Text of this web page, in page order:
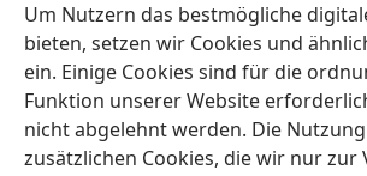
Um Nutzern das bestmögliche
bieten, setzen wir Cookies und
ein. Einige Cookies sind für die
Funktion unserer Website
nicht abgelehnt werden. Die
zusätzlichen Cookies, die wir nur zur
ihre Grüße.
23 Die unverdiente Güte des
sei mit dem Geist, den ihr zeigt.